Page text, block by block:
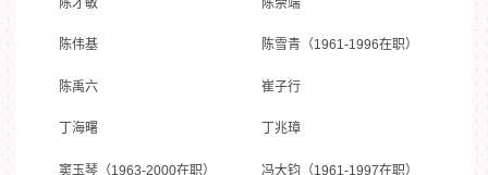
陈才敏 陈崇端
陈伟基 陈雪青（1961-1996在职）
陈禹六 崔子行
丁海曙 丁兆璋
窦玉琴（1963-2000在职） 冯大钧（1961-1997在职）